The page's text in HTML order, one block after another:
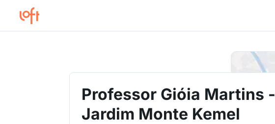
Professor Gióia Martins -
Jardim Monte Kemel